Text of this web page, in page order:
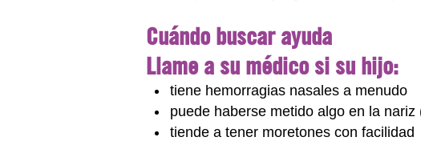
Cuándo buscar ayuda
Llame a su médico si su hijo:
tiene hemorragias nasales a menudo
puede haberse metido algo en la
tiende a tener moretones con facilidad